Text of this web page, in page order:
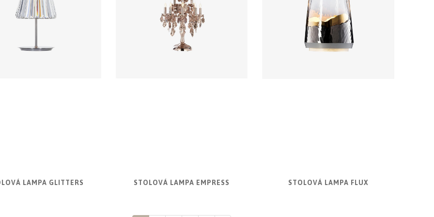
LAMPA GLITTERS STOLOVÁ LAMPA EMPRESS STOLOVÁ LAMPA FLUX